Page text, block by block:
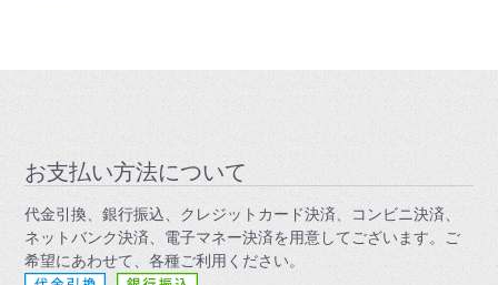
お支払い方法について
代金引換、銀行振込、クレジットカード決済、コンビニ決済、
ネットバンク決済、電子マネー決済を用意してございます。ご
希望にあわせて、各種ご利用ください。